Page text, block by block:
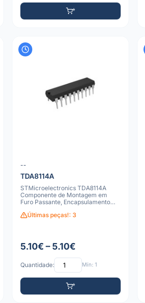
--
TDA8114A
STMicroelectronics TDA8114A
Componente de Montagem em
Furo Passante, Encapsulamento
Últimas peças!: 3
5.10€ – 5.10€
Quantidade: Mín: 1